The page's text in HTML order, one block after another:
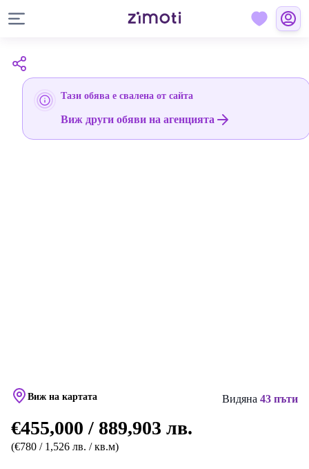
Тази обява е свалена от сайта
Виж други обяви на агенцията
Виж на картата Видяна 43 пъти
€455,000 / 889,903 лв.
(€780 / 1,526 лв. / кв.м)